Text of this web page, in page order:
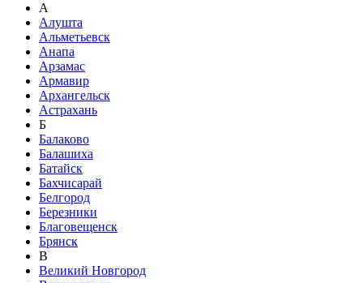
А
Алушта
Альметьевск
Анапа
Арзамас
Армавир
Архангельск
Астрахань
Б
Балаково
Балашиха
Батайск
Бахчисарай
Белгород
Березники
Благовещенск
Брянск
В
Великий Новгород